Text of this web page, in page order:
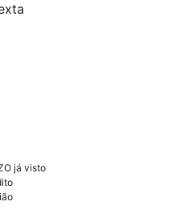
já visto